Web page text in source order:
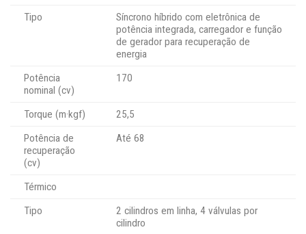
Tipo
Síncrono híbrido com eletrônica de
potência integrada, carregador e função
de gerador para recuperação de
energia
Potência
nominal (cv)
170
Torque (m·kgf)
25,5
Potência de
recuperação
(cv)
Até 68
Térmico
Tipo
2 cilindros em linha, 4 válvulas por
cilindro